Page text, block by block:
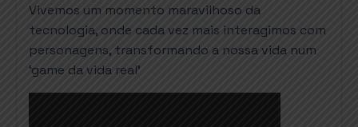
Vivemos um momento maravilhoso da
tecnologia, onde cada vez mais interagimos com
personagens, transformando a nossa vida num
‘game da vida real’